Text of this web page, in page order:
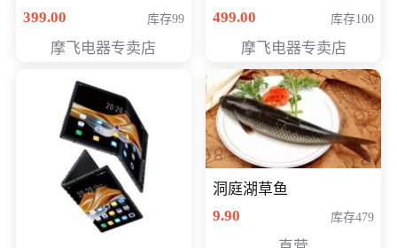
198元
399.00 库存99
摩飞电器专卖店
369元
499.00 库存100
摩飞电器专卖店
洞庭湖草鱼
9.90
库存479